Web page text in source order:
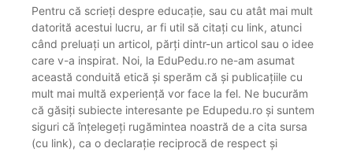
Pentru că scrieți despre educație, sau cu atât mai mult
datorită acestui lucru, ar fi util să citați cu link, atunci
când preluați un articol, părți dintr-un articol sau o idee
care v-a inspirat. Noi, la EduPedu.ro ne-am asumat
această conduită etică și sperăm că și publicațiile cu
mult mai multă experiență vor face la fel. Ne bucurăm
că găsiți subiecte interesante pe Edupedu.ro și suntem
siguri că înțelegeți rugămintea noastră de a cita sursa
(cu link), ca o declarație reciprocă de respect și